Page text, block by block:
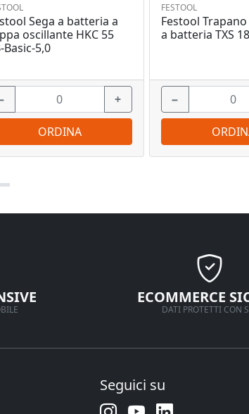
Sega a batteria a
oscillante HKC 55
Basic-5,0
+
ORDINA
FESTOOL
Festool
a batteria TXS
−
ECOMMERCE
DATI PROTETTI CON
Seguici su